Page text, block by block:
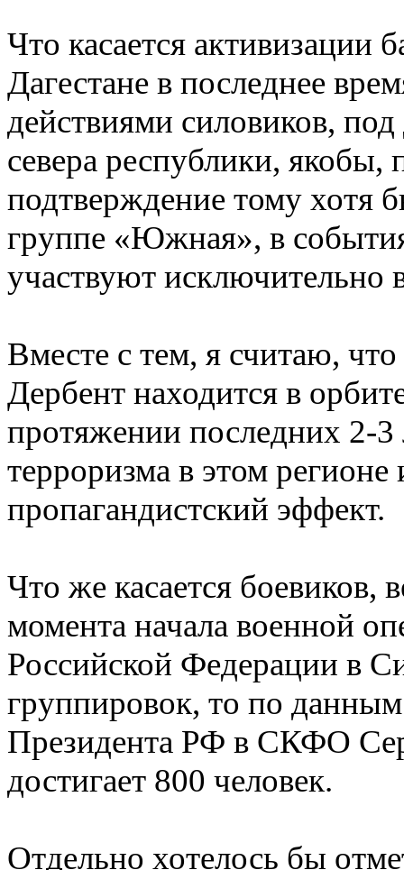
Что касается
Дагестане в последнее
действиями силовиков,
севера республики, якобы,
подтверждение тому хотя
группе «Южная», в
участвуют
Вместе с тем, я считаю,
Дербент находится в
протяжении последних 2-3
терроризма в этом
пропагандистский эффект.
Что же касается боевиков,
момента начала военной
Российской Федерации в
группировок, то по
Президента РФ в СКФО
достигает 800 человек.
Отдельно хотелось бы